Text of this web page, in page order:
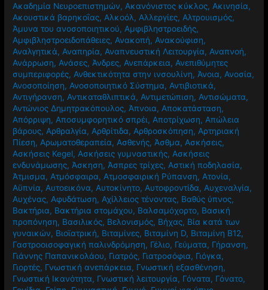
Ακαδημία Νευροεπιστημών, Ακανόνιστος κύκλος, Ακινησία,
Ακουστικά βαρηκοΐας, Αλκοόλ, Αλλεργίες, Αλτρουισμός,
Άμυνα του ανοσοποιητικού, Αμφιβληστροειδής,
Αμφιβληστροειδοπάθειες, Ανακοπή, Ανακούφιση,
Αναλγητικά, Αναπηρία, Αναπνευστική Λειτουργία, Αναπνοή,
Ανάρρωση, Ανάσες, Άνδρες, Ανεπάρκεια, Ανεπιθύμητες
συμπεριφορές, Ανθεκτικότητα στην ινσουλίνη, Άνοια, Ανοσία,
Ανοσοποίηση, Ανοσοποιητικό Σύστημα, Αντιβιοτικά,
Αντιγήρανση, Αντικαταθλιπτικά, Αντιμετώπιση, Αντισώματα,
Αντώνιος Δημητρακόπουλος, Άπνοια, Αποκατάσταση,
Απόρριψη, Αποσυμφορητικό σπρέι, Αποτρίχωση, Απώλεια
βάρους, Αρθραλγία, Αρθρίτιδα, Αρθροσκόπηση, Αρτηριακή
Πίεση, Αρωματοθεραπεία, Ασθενής, Άσθμα, Ασκήσεις,
Ασκήσεις Kegel, Ασκήσεις γυμναστικής, Ασκήσεις
ενδυνάμωσης, Άσκηση, Άσπρες τρίχες, Αστική ποδηλασία,
Άτμισμα, Ατμόσφαιρα, Ατμοσφαιρική Ρύπανση, Ατονία,
Αϋπνία, Αυτοεικόνα, Αυτοκίνητο, Αυτοφροντίδα, Αυχεναλγία,
Αυχένας, Αφυδάτωση, Αχίλλειος τένοντας, Βαθύς ύπνος,
Βακτήρια, Βακτήρια στομάχου, Βαλσαμόχορτο, Βασική
προπόνηση, Βασιλικός, Βελονισμός, Βήχας, Βία κατά των
γυναικών, Βιοϊατρική, Βιταμίνες, Βιταμίνη D, Βιταμίνη Β12,
Γαστροοισοφαγική παλινδρόμηση, Γέλιο, Γεύματα, Γήρανση,
Γιάννης Παπανικολάου, Γιατρός, Γιατροσόφια, Γιόγκα,
Γιορτές, Γνωστική ανεπάρκεια, Γνωστική εξασθένηση,
Γνωστική Ικανότητα, Γνωστική λειτουργία, Γόνατα, Γόνατο,